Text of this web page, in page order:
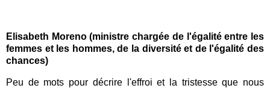
Elisabeth Moreno (ministre chargée de l'égalité entre les
femmes et les hommes, de la diversité et de l'égalité des
chances)
Peu de mots pour décrire l'effroi et la tristesse que nous